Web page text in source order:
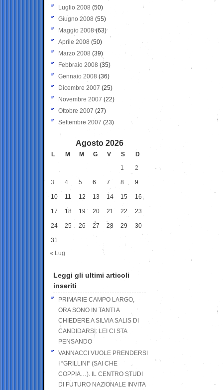
Luglio 2008 (50)
Giugno 2008 (55)
Maggio 2008(63)
Aprile 2008 (50)
Marzo 2008 (39)
Febbraio 2008 (35)
Gennaio 2008 (36)
Dicembre 2007 (25)
Novembre 2007 (22)
Ottobre 2007 (27)
Settembre 2007 (23)
Agosto 2026
L M M G V S
D
1
2
3 4 5 6 7 8 9
10 11 12 13 14 15 16
17 18 19 20 21 22 23
24 25 26 27 28 29 30
31
« Lug
Leggi gli ultimi articoli
inseriti
PRIMARIE CAMPO LARGO,
ORA SONO IN TANTI A
CHIEDERE A SILVIA SALIS DI
CANDIDARSI: LEI CI STA
PENSANDO
VANNACCI VUOLE PRENDERSI
I “GRILLINI” (SAI CHE
COPPIA…). IL CENTRO STUDI
DI FUTURO NAZIONALE INVITA